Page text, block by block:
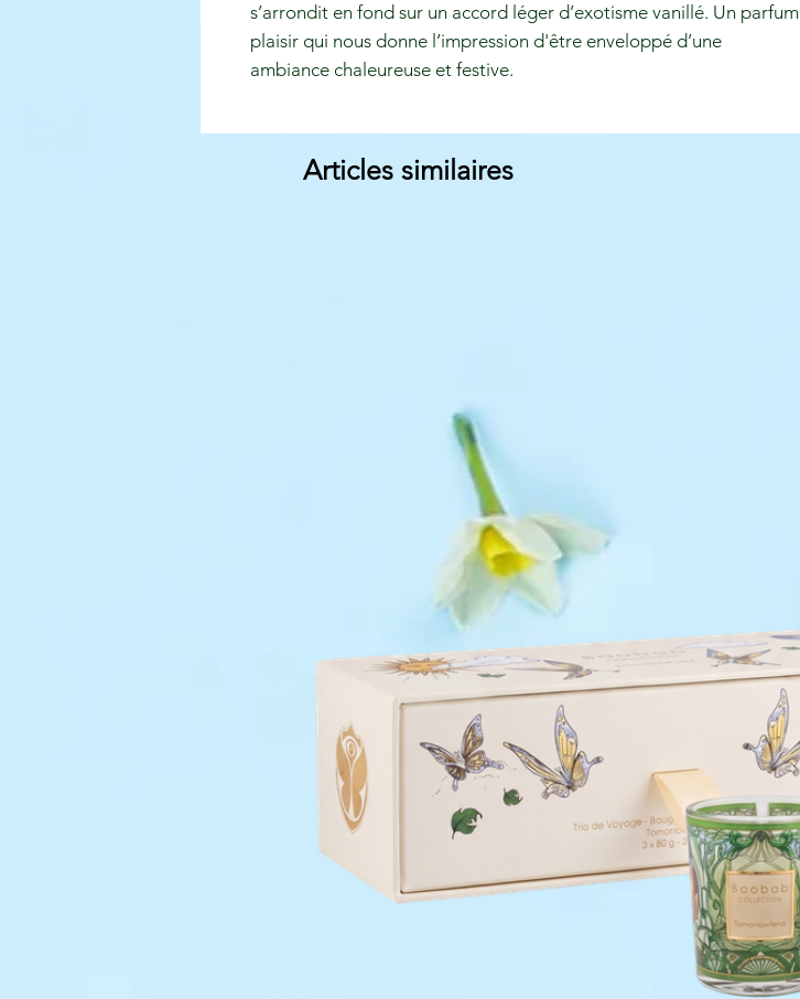
s’arrondit en fond sur un accord léger d’exotisme vanillé. Un parfum
plaisir qui nous donne l’impression d'être enveloppé d’une
ambiance chaleureuse et festive.
Articles similaires